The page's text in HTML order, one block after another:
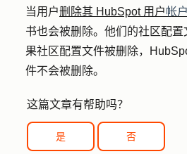
当用户删除其 HubSpot 用户帐户
书也会被删除。他们的社区配
果社区配置文件被删除，
件不会被删除。
这篇文章有帮助吗？
是 否